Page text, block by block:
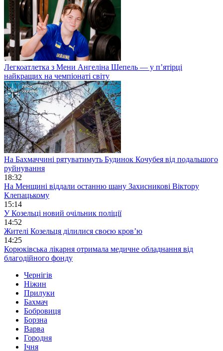
Легкоатлетка з Мени Ангеліна Шепель — у п’ятірці
найкращих на чемпіонаті світу
На Бахмаччині рятуватимуть Будинок Кочубея від подальшого
руйнування
18:32
На Менщині віддали останню шану Захисникові Віктору
Клепацькому
15:14
У Козельці новий очільник поліції
14:52
Жителі Козельця ділилися своєю кров’ю
14:25
Корюківська лікарня отримала медичне обладнання від
благодійного фонду
Чернігів
Ніжин
Прилуки
Бахмач
Бобровиця
Борзна
Варва
Городня
Ічня